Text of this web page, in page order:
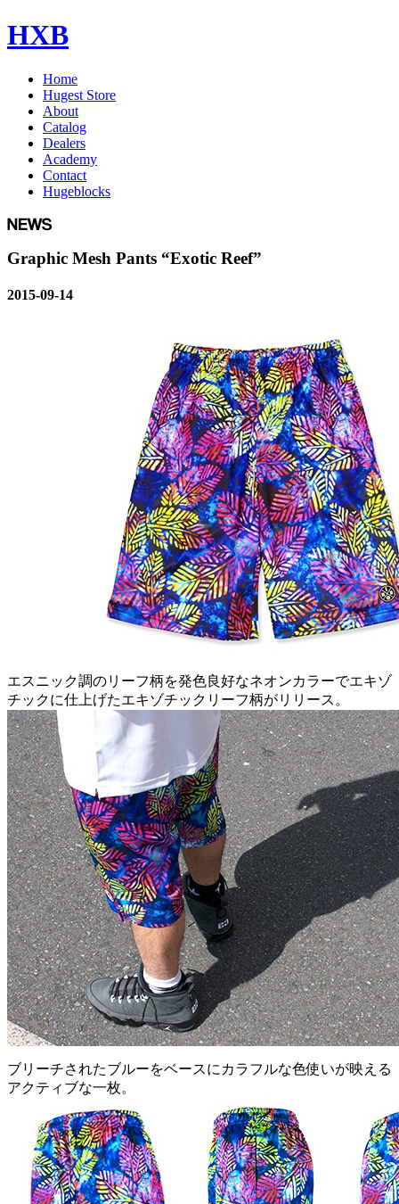
HXB
Home
Hugest Store
About
Catalog
Dealers
Academy
Contact
Hugeblocks
Graphic Mesh Pants “Exotic Reef”
2015-09-14
エスニック調のリーフ柄を発色良好なネオンカラーでエキゾ
チックに仕上げたエキゾチックリーフ柄がリリース。
ブリーチされたブルーをベースにカラフルな色使いが映える
アクティブな一枚。